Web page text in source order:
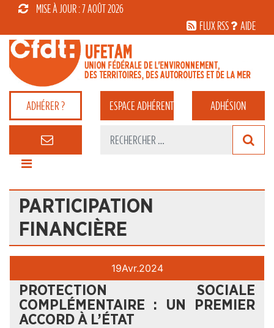
MISE À JOUR : 7 AOÛT 2026
FLUX RSS
AIDE
ADHÉRER ? ESPACEADHÉRENT ADHÉSION
PARTICIPATION
FINANCIÈRE
19Avr.2024
PROTECTION SOCIALE
COMPLÉMENTAIRE : UN PREMIER
ACCORD À L’ÉTAT